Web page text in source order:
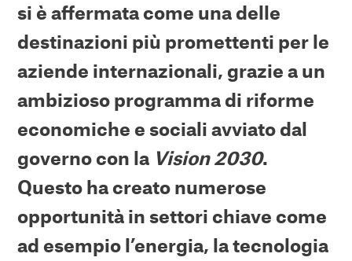
si è affermata come una delle
destinazioni più promettenti per le
aziende internazionali, grazie a un
ambizioso programma di riforme
economiche e sociali avviato dal
governo con la Vision 2030.
Questo ha creato numerose
opportunità in settori chiave come
ad esempio l’energia, la tecnologia